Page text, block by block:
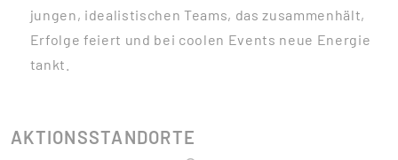
jungen, idealistischen Teams, das zusammenhält,
Erfolge feiert und bei coolen Events neue Energie
tankt.
AKTIONSSTANDORTE